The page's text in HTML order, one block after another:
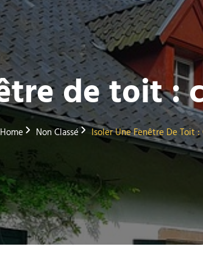
de toit :
Home Non Classé Isoler Une Fenêtre De Toit